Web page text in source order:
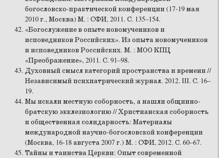
богословско-практической конференции (17-19 мая
2010 г., Москва) М. : СФИ, 2011. С. 135–154.
«Богослужение в опыте новомучеников и
исповедников Российских». Из опыта новомучеников
и исповедников Российских. М. : МОО КПЦ
«Преображение», 2011. С. 91–98.
Духовный смысл категорий пространства и времени //
Независимый психиатрический журнал. 2012. III. С. 16–
19.
Мы искали местную соборность, а нашли общинно-
братскую экклезиологию // Христианская соборность
и общественная солидарность: Материалы
международной научно-богословской конференции
(Москва, 16-18 августа 2007 г.) М. : СФИ, 2012. С. 60–67.
Тайны и таинства Церкви: Опыт современной